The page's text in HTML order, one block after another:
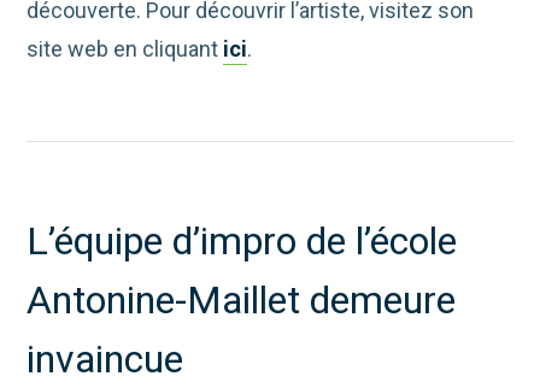
découverte. Pour découvrir l’artiste, visitez son
site web en cliquant ici.
L’équipe d’impro de l’école
Antonine-Maillet demeure
invaincue